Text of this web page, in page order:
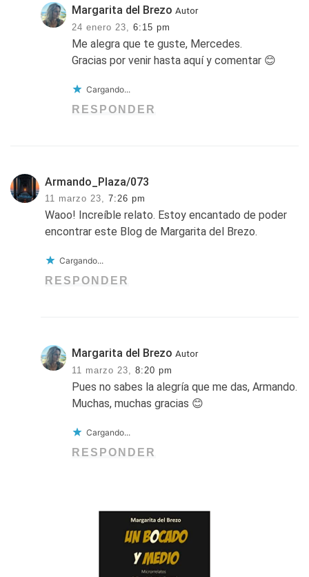
Margarita del Brezo Autor
24 enero 23,
6:15 pm
Me alegra que te guste, Mercedes.
Gracias por venir hasta aquí y comentar 😊
Cargando...
RESPONDER
Armando_Plaza/073
11 marzo 23, 7:26 pm
Waoo! Increíble relato. Estoy encantado de poder
encontrar este Blog de Margarita del Brezo.
Cargando...
RESPONDER
Margarita del Brezo Autor
11 marzo 23,
8:20 pm
Pues no sabes la alegría que me das, Armando.
Muchas, muchas gracias 😊
Cargando...
RESPONDER